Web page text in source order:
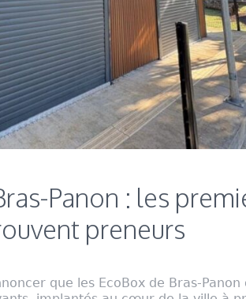
Panon : les
preneurs
que les EcoBox de Bras-